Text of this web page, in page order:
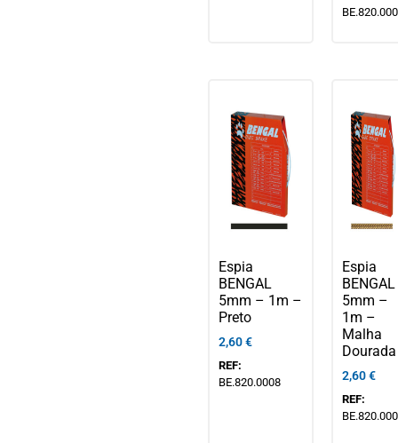
Espia
BENGAL
5mm – 1m –
Preto
2,60€
REF:
BE.820.0008
Espia
BENGAL
5mm –
1m –
Malha
Dourada
2,60€
REF: